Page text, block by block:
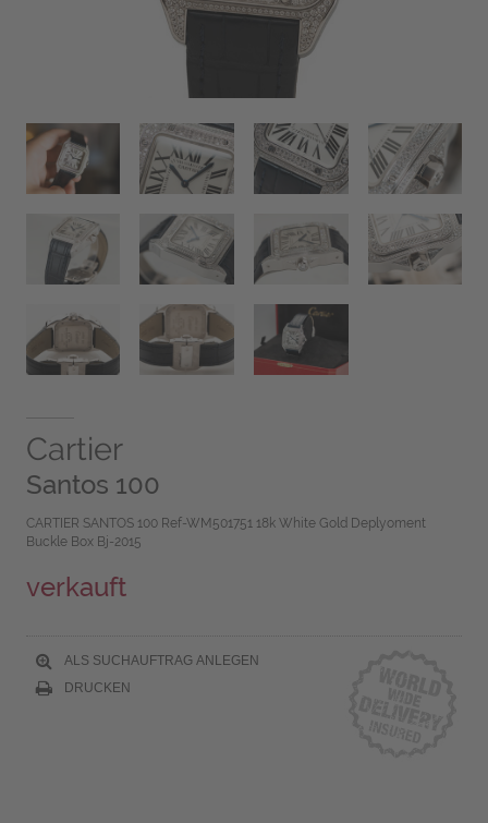
Cartier
Santos 100
CARTIER SANTOS 100 Ref-WM501751 18k White Gold Deplyoment
Buckle Box Bj-2015
verkauft
ALS SUCHAUFTRAG ANLEGEN
DRUCKEN